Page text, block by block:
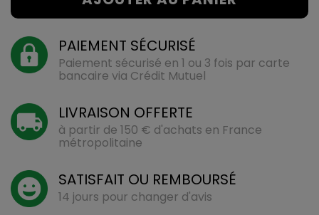
PAIEMENT SÉCURISÉ
Paiement sécurisé en 1 ou 3 fois par carte
bancaire via Crédit Mutuel
LIVRAISON OFFERTE
à partir de 150 € d'achats en France
métropolitaine
SATISFAIT OU REMBOURSÉ
14 jours pour changer d'avis